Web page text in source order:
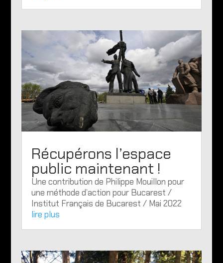
Récupérons l’espace
public maintenant !
Une contribution de Philippe Mouillon pour
une méthode d’action pour Bucarest /
Institut Français de Bucarest / Mai 2022
lire plus